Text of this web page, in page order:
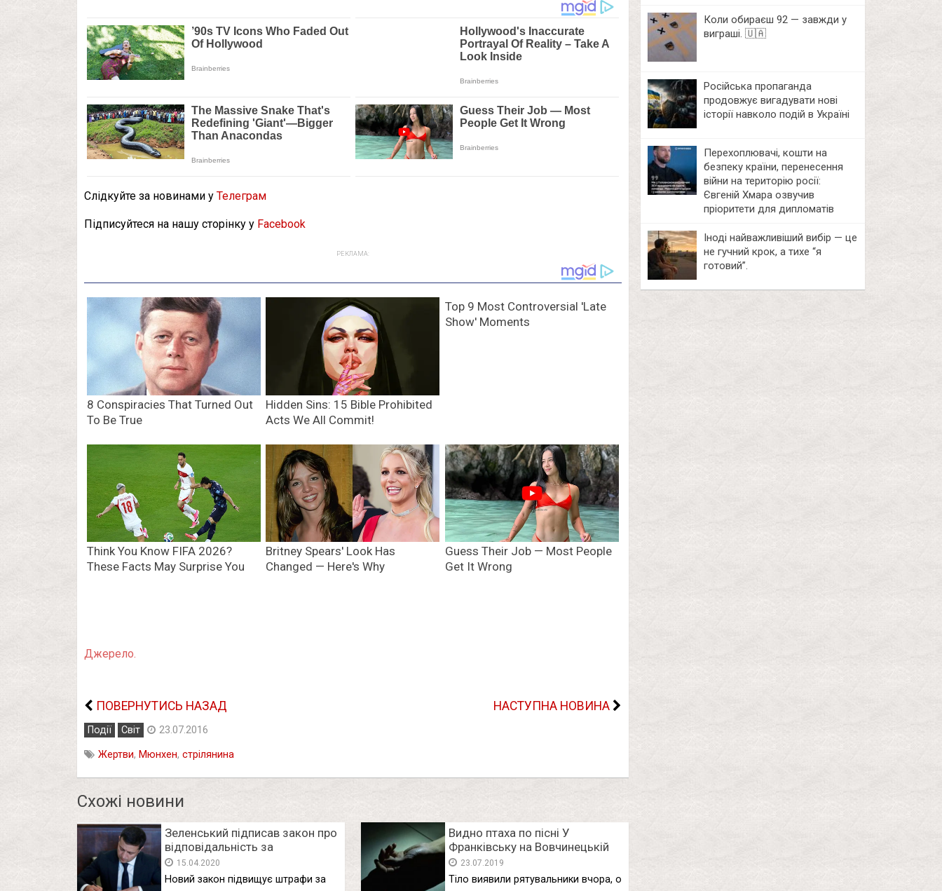
Слідкуйте за новинами у Телеграм
Підписуйтеся на нашу сторінку у Facebook
РЕКЛАМА:
Джерело.
ПОВЕРНУТИСЬ НАЗАД НАСТУПНА НОВИНА
Події Світ 23.07.2016
Жертви, Мюнхен, стрілянина
Схожі новини
Зеленський підписав закон про
відповідальність за
спалювання трави
15.04.2020
Новий закон підвищує штрафи за
Видно птаха по пісні У
Франківську на Вовчинецькій
знайшли труп
23.07.2019
Тіло виявили рятувальники вчора, о
Коли обираєш 92 — завжди у
виграші. 🇺🇦
Російська пропаганда
продовжує вигадувати нові
історії навколо подій в Україні
Перехоплювачі, кошти на
безпеку країни, перенесення
війни на територію росії:
Євгеній Хмара озвучив
пріоритети для дипломатів
Іноді найважливіший вибір — це
не гучний крок, а тихе “я
готовий”.